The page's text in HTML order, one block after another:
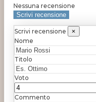
Nessuna recensione
Scrivi recensione
Scrivi recensione
×
Nome
Titolo
Voto
Commento